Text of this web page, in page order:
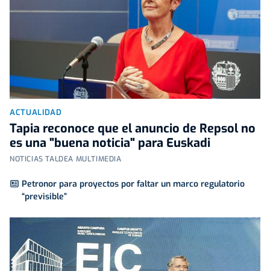
ACTUALIDAD
Tapia reconoce que el anuncio de Repsol no
es una "buena noticia" para Euskadi
NOTICIAS TALDEA MULTIMEDIA
Petronor para proyectos por faltar un marco regulatorio
“previsible”